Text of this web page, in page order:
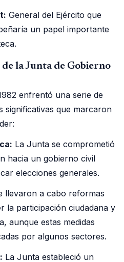
General del Ejército que
un papel importante
la Junta de Gobierno
enfrentó una serie de
significativas que marcaron
La Junta se comprometió
hacia un gobierno civil
elecciones generales.
llevaron a cabo reformas
la participación ciudadana y
aunque estas medidas
por algunos sectores.
La Junta estableció un